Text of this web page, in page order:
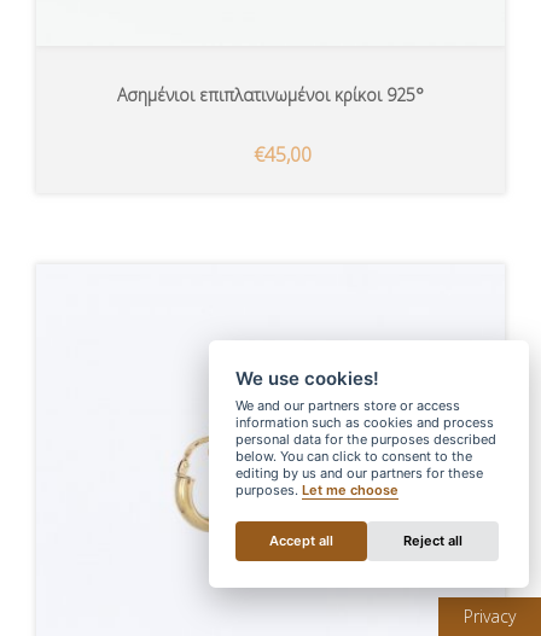
Privacy
Ασημένιοι επιπλατινωμένοι κρίκοι 925°
€45,00
We use cookies!
We and our partners store or access
information such as cookies and process
personal data for the purposes described
below. You can click to consent to the
editing by us and our partners for these
purposes.Let me choose
Accept all Reject all